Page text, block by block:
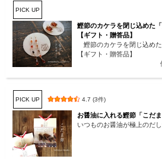
PICK UP
鰹節のカケラを閉じ込めた
【ギフト・贈答品】
鰹節のカケラを閉じ込めた
【ギフト・贈答品】
PICK UP 4.7 (3件)
お醤油に入れる鰹節「こだま
いつものお醤油が極上のだ